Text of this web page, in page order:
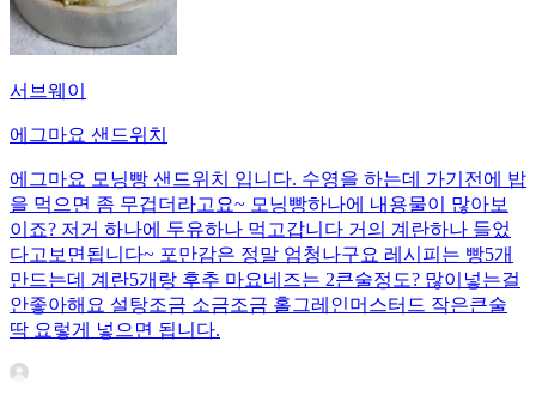
서브웨이
에그마요 샌드위치
에그마요 모닝빵 샌드위치 입니다. 수영을 하는데 가기전에 밥
을 먹으면 좀 무겁더라고요~ 모닝빵하나에 내용물이 많아보
이죠? 저거 하나에 두유하나 먹고갑니다 거의 계란하나 들었
다고보면됩니다~ 포만감은 정말 엄청나구요 레시피는 빵5개
만드는데 계란5개랑 후추 마요네즈는 2큰술정도? 많이넣는걸
안좋아해요 설탕조금 소금조금 홀그레인머스터드 작은큰술
딱 요렇게 넣으면 됩니다.